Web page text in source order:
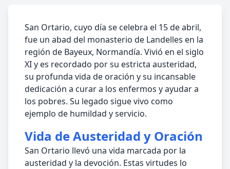
San Ortario, cuyo día se celebra el 15 de abril,
fue un abad del monasterio de Landelles en la
región de Bayeux, Normandía. Vivió en el siglo
XI y es recordado por su estricta austeridad,
su profunda vida de oración y su incansable
dedicación a curar a los enfermos y ayudar a
los pobres. Su legado sigue vivo como
ejemplo de humildad y servicio.
Vida de Austeridad y Oración
San Ortario llevó una vida marcada por la
austeridad y la devoción. Estas virtudes lo